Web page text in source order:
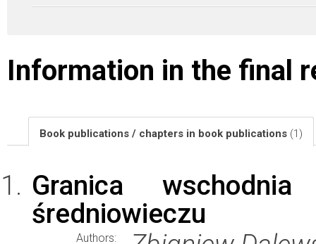
Information in the final
Book publications / chapters in book publications (1)
Granica
średniowieczu
Authors: